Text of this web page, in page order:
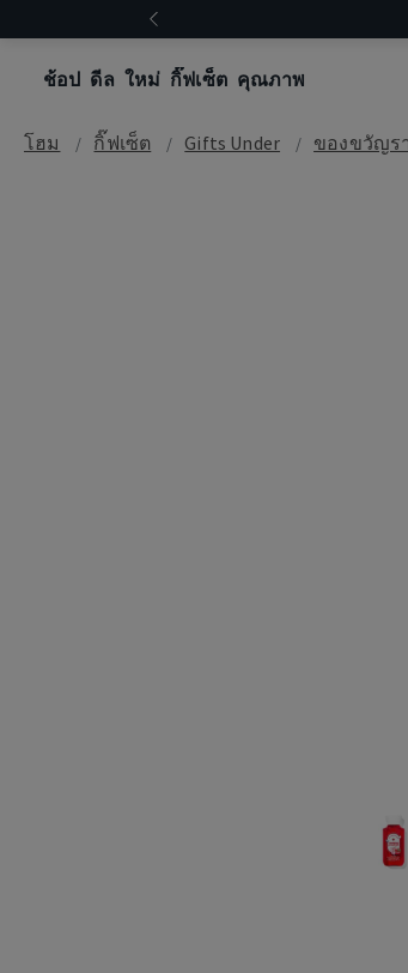
ช้อป ดีล ใหม่ กิ๊ฟเซ็ต คุณภาพ
โฮม กิ๊ฟเซ็ต Gifts Under ของขวัญร